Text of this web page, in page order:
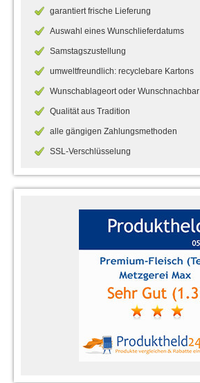
garantiert frische Lieferung
Auswahl eines Wunschlieferdatums
Samstagszustellung
umweltfreundlich: recyclebare Kartons
Wunschablageort oder Wunschnachbar
Qualität aus Tradition
alle gängigen Zahlungsmethoden
SSL-Verschlüsselung